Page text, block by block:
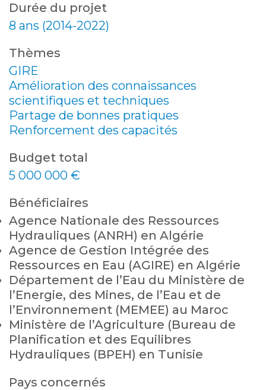
Durée du projet
8 ans (2014-2022)
Thèmes
GIRE
Amélioration des connaissances
scientifiques et techniques
Partage de bonnes pratiques
Renforcement des capacités
Budget total
5 000 000 €
Bénéficiaires
Agence Nationale des Ressources
Hydrauliques (ANRH) en Algérie
Agence de Gestion Intégrée des
Ressources en Eau (AGIRE) en Algérie
Département de l’Eau du Ministère de
l’Energie, des Mines, de l’Eau et de
l’Environnement (MEMEE) au Maroc
Ministère de l’Agriculture (Bureau de
Planification et des Equilibres
Hydrauliques (BPEH) en Tunisie
Pays concernés